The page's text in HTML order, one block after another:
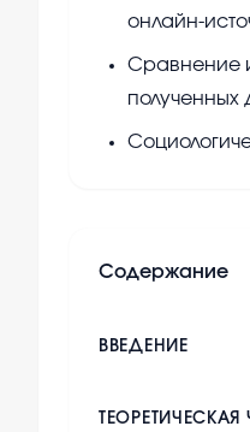
онлайн-
Сравнение
полученных
Содержание
ВВЕДЕНИЕ
ТЕОРЕТИЧЕСКАЯ